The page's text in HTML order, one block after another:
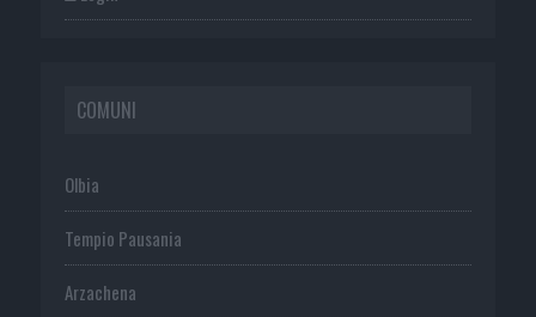
COMUNI
Olbia
Tempio Pausania
Arzachena